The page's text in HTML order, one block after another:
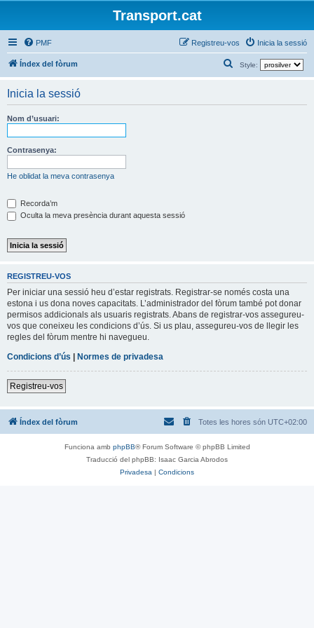
Transport.cat
PMF Inicia la sessió
Registreu-vos
Índex del fòrum Style:
e
Inicia la sessió
Nom d’usuari:
Contrasenya:
He oblidat la meva contrasenya
Recorda’m
Oculta la meva presència durant aquesta sessió
REGISTREU-VOS
Per iniciar una sessió heu d’estar registrats. Registrar-se només costa una
estona i us dona noves capacitats. L’administrador del fòrum també pot donar
permisos addicionals als usuaris registrats. Abans de registrar-vos assegureu-
vos que coneixeu les condicions d’ús. Si us plau, assegureu-vos de llegir les
regles del fòrum mentre hi navegueu.
Condicions d’ús
Normes de privadesa
Registreu-vos
Índex del fòrum Totes les hores són UTC+02:00
Funciona amb phpBB® Forum Software © phpBB Limited
Traducció del phpBB: Isaac Garcia Abrodos
Privadesa
Condicions